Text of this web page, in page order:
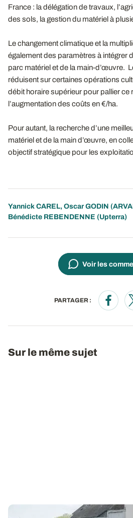
France : la délégation de travaux,
des sols, la gestion du matériel à
Le changement climatique et la
également des paramètres à intégrer
parc matériel et de la main-d’œuvre.
réduisent sur certaines opérations
débit horaire supérieur pour pallier ce
l’augmentation des coûts en €/ha.
Pour autant, la recherche d’une
matériel et de la main d’œuvre, en
objectif stratégique pour les
Yannick CAREL, Oscar GODIN
Bénédicte REBENDENNE (Upterra)
Voir les
PARTAGER :
Opens
Sur le même sujet